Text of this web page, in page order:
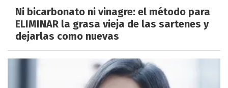
Ni bicarbonato ni vinagre: el método para
ELIMINAR la grasa vieja de las sartenes y
dejarlas como nuevas